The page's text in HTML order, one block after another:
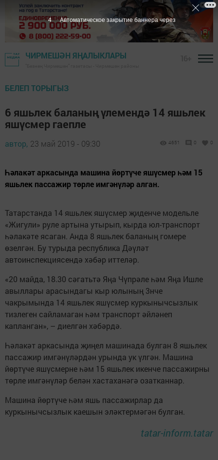
ЧИРМЕШӘН ЯҢАЛЫКЛАРЫ
БЕЛЕП ТОРЫГЫЗ
6 яшьлек баланың үлемендә 14 яшьлек
яшүсмер гаепле
автор, 23 май 2019 - 09:30 4651 0 0
Һәлакәт аркасында машина йөртүче яшүсмер һәм 15
яшьлек пассажир төрле имгәнүләр алган.
Татарстанда 14 яшьлек яшүсмер җиденче модельле
«Жигули» руле артына утырып, кырда юл-транспорт
һәлакәте ясаган. Анда 8 яшьлек баланың гомере
өзелгән. Бу турыда республика Дәүләт
автоинспекциясендә хәбәр иттеләр.
«20 майда, 18.30 сәгатьтә Яңа Чүпрәле һәм Яңа Ишле
авыллары арасындагы кыр юлының 3нче
чакрымында 14 яшьлек яшүсмер куркынычсызлык
тизлеген сайламаган һәм транспорт әйләнеп
капланган», – диелгән хәбәрдә.
Һәлакәт аркасында җиңел машинада булган 8 яшьлек
пассажир имгәнүләрдән урында ук үлгән. Машина
йөртүче яшүсмерне һәм 15 яшьлек икенче пассажирны
төрле имгәнүләр белән хастаханәгә озатканнар.
Машина йөртүче һәм яшь пассажирлар да
куркынычсызлык каешын эләктермәгән булган.
tatar-inform.tatar
3 Автоматическое закрытие баннера через